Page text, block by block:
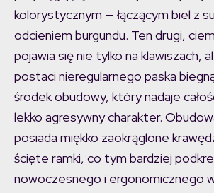
kolorystycznym — łączącym biel z
odcieniem burgundu. Ten drugi,
pojawia się nie tylko na klawiszach,
postaci nieregularnego paska
środek obudowy, który nadaje
lekko agresywny charakter.
posiada miękko zaokrąglone
ścięte ramki, co tym bardziej
nowoczesnego i ergonomicznego